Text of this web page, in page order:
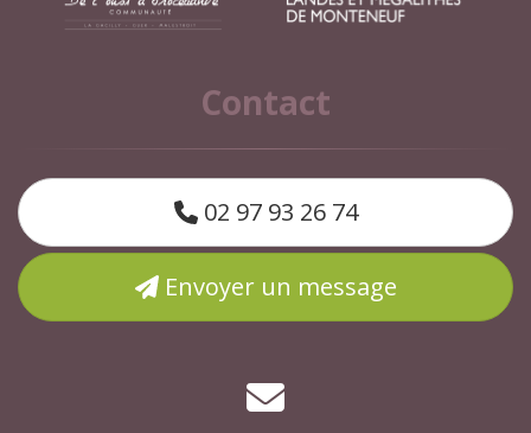
Contact
02 97 93 26 74
Envoyer un message